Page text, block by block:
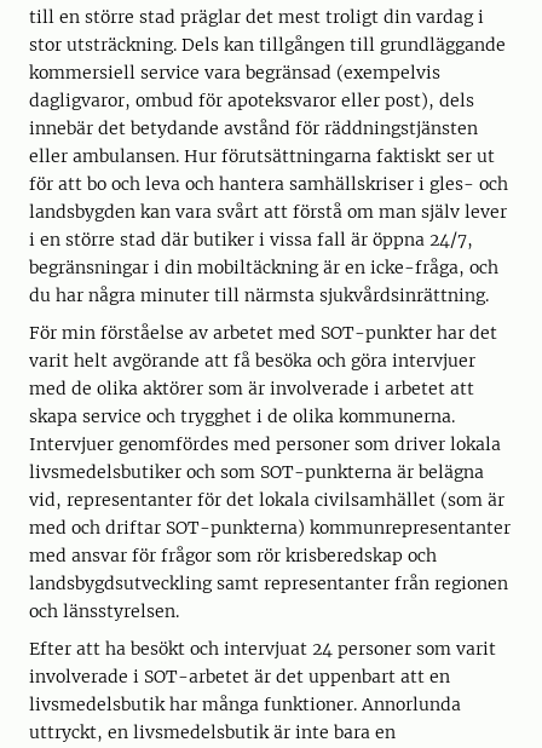
till en större stad präglar det mest troligt din vardag i
stor utsträckning. Dels kan tillgången till grundläggande
kommersiell service vara begränsad (exempelvis
dagligvaror, ombud för apoteksvaror eller post), dels
innebär det betydande avstånd för räddningstjänsten
eller ambulansen. Hur förutsättningarna faktiskt ser ut
för att bo och leva och hantera samhällskriser i gles- och
landsbygden kan vara svårt att förstå om man själv lever
i en större stad där butiker i vissa fall är öppna 24/7,
begränsningar i din mobiltäckning är en icke-fråga, och
du har några minuter till närmsta sjukvårdsinrättning.
För min förståelse av arbetet med SOT-punkter har det
varit helt avgörande att få besöka och göra intervjuer
med de olika aktörer som är involverade i arbetet att
skapa service och trygghet i de olika kommunerna.
Intervjuer genomfördes med personer som driver lokala
livsmedelsbutiker och som SOT-punkterna är belägna
vid, representanter för det lokala civilsamhället (som är
med och driftar SOT-punkterna) kommunrepresentanter
med ansvar för frågor som rör krisberedskap och
landsbygdsutveckling samt representanter från regionen
och länsstyrelsen.
Efter att ha besökt och intervjuat 24 personer som varit
involverade i SOT-arbetet är det uppenbart att en
livsmedelsbutik har många funktioner. Annorlunda
uttryckt, en livsmedelsbutik är inte bara en